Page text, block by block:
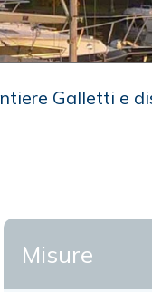
Galletti e
Misure